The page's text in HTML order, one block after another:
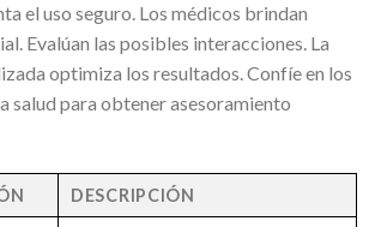
el uso seguro. Los médicos brindan
Evalúan las posibles interacciones. La
optimiza los resultados. Confíe en los
salud para obtener asesoramiento
DESCRIPCIÓN